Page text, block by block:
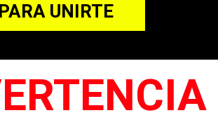
UNIRTE